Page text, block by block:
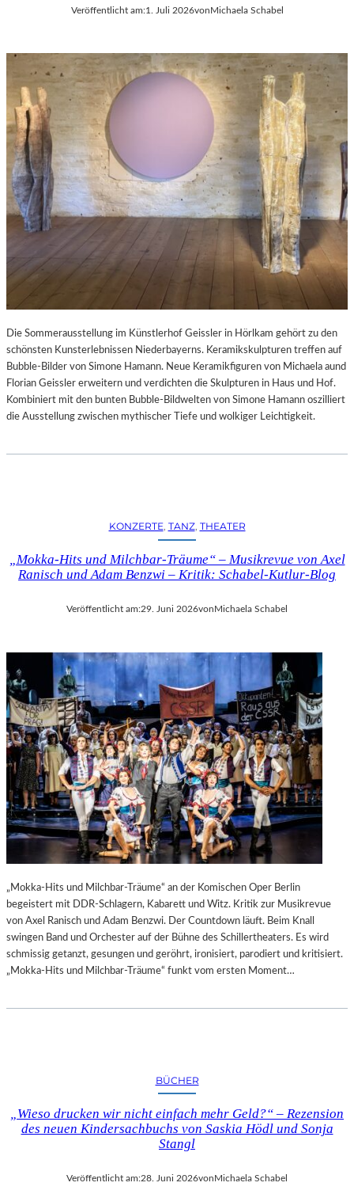
Veröffentlicht am:1. Juli 2026vonMichaela Schabel
Die Sommerausstellung im Künstlerhof Geissler in Hörlkam gehört zu den
schönsten Kunsterlebnissen Niederbayerns. Keramikskulpturen treffen auf
Bubble-Bilder von Simone Hamann. Neue Keramikfiguren von Michaela aund
Florian Geissler erweitern und verdichten die Skulpturen in Haus und Hof.
Kombiniert mit den bunten Bubble-Bildwelten von Simone Hamann oszilliert
die Ausstellung zwischen mythischer Tiefe und wolkiger Leichtigkeit.
KONZERTE, TANZ, THEATER
„Mokka-Hits und Milchbar-Träume“ – Musikrevue von Axel
Ranisch und Adam Benzwi – Kritik: Schabel-Kutlur-Blog
Veröffentlicht am:29. Juni 2026von Michaela Schabel
„Mokka-Hits und Milchbar-Träume“ an der Komischen Oper Berlin
begeistert mit DDR-Schlagern, Kabarett und Witz. Kritik zur Musikrevue
von Axel Ranisch und Adam Benzwi. Der Countdown läuft. Beim Knall
swingen Band und Orchester auf der Bühne des Schillertheaters. Es wird
schmissig getanzt, gesungen und geröhrt, ironisiert, parodiert und kritisiert.
„Mokka-Hits und Milchbar-Träume“ funkt vom ersten Moment…
BÜCHER
„Wieso drucken wir nicht einfach mehr Geld?“ – Rezension
des neuen Kindersachbuchs von Saskia Hödl und Sonja
Stangl
Veröffentlicht am:28. Juni 2026vonMichaela Schabel